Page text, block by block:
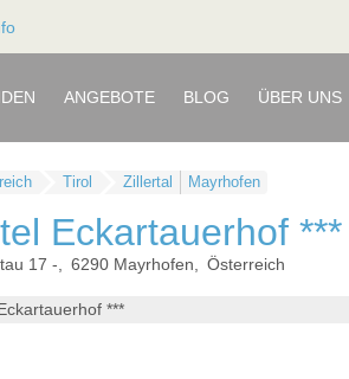
ANGEBOTE BLOG ÜBER UNS
Tirol Zillertal Mayrhofen
Eckartauerhof ***
17 - 6290 Mayrhofen Österreich